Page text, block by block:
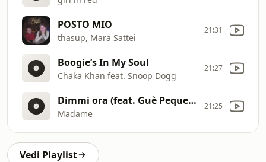
POSTO MIO
thasup, Mara Sattei
21:31
Boogie’s In My Soul
Chaka Khan feat. Snoop Dogg
21:27
Dimmi ora (feat. Guè Pequeno)
Madame
21:25
Vedi Playlist